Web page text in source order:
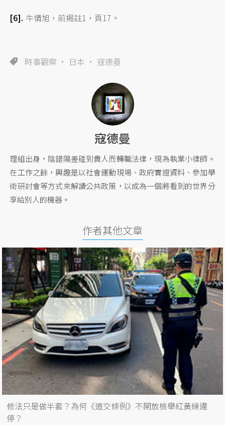
牛倩旭，前揭註1，頁17。
時事觀察 日本 寇德曼
寇德曼
理組出身，陰錯陽差碰到貴人而轉職法律，現為執業小律師。
在工作之餘，興趣是以社會運動現場、政府實證資料、參加學
術研討會等方式來解讀公共政策，以成為一個將看到的世界分
享給別人的機器。
作者其他文章
修法只是做半套？為何《道交條例》不開放檢舉紅黃線違
停？